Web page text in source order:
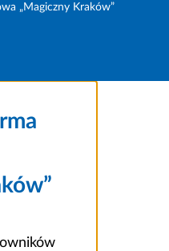
„Magiczny Kraków”